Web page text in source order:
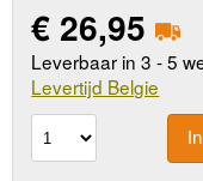
€ 26,95
Leverbaar in 3 - 5
Levertijd Belgie